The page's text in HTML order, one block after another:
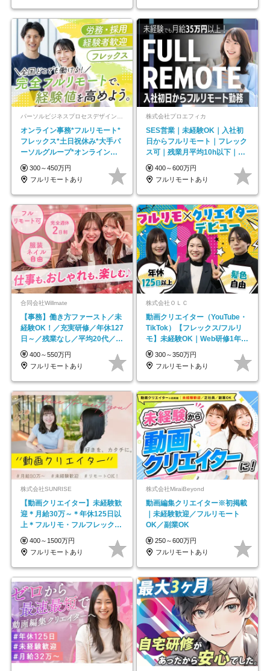
パーソルビジネスプロセスデザイン株式会社 事業開発本部
オンライン事務*フルリモート*
フレックス*土日祝休み*大手パ
ーソルグループ*オンライン面
接*30～40代活躍中
300～450万円
フルリモートあり
株式会社プロエフィカ
SES営業｜未経験OK｜入社初
日からフルリモート｜フレック
ス可｜残業月平均10h以下｜事
業立ち上げメンバー
400～600万円
フルリモートあり
合同会社Willmate
【事務】働き方ファースト／未
経験OK！／充実研修／年休127
日～／残業なし／平均20代／リ
モートOK
400～550万円
フルリモートあり
株式会社ＯＬＣ
動画クリエイター（YouTube・
TikTok）【フレックス/フルリ
モ】未経験OK｜Web研修1年間
｜副業OK
300～350万円
フルリモートあり
株式会社SUNRISE
【動画クリエイター】未経験歓
迎＊月給30万～＊年休125日以
上＊フルリモ・フルフレックス
◆10名の採用が決定◆
400～1500万円
フルリモートあり
株式会社MiraiBeyond
動画編集クリエイター※初掲載
｜未経験歓迎／フルリモート
OK／副業OK
250～600万円
フルリモートあり